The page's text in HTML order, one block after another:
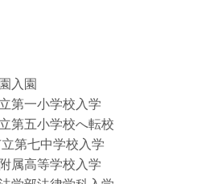
入園
第一小学校入学
第五小学校へ転校
第七中学校入学
属高等学校入学